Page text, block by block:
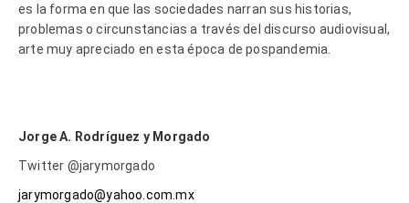
es la forma en que las sociedades narran sus historias,
problemas o circunstancias a través del discurso audiovisual,
arte muy apreciado en esta época de pospandemia.
Jorge A. Rodríguez y Morgado
Twitter @jarymorgado
jarymorgado@yahoo.com.mx